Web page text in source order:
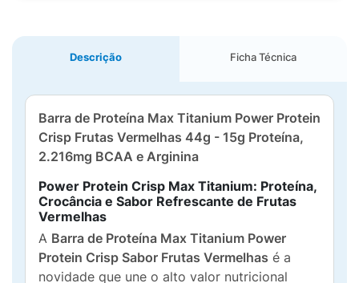
Descrição Ficha Técnica
Barra de Proteína Max Titanium Power Protein
Crisp Frutas Vermelhas 44g - 15g Proteína,
2.216mg BCAA e Arginina
Power Protein Crisp Max Titanium: Proteína,
Crocância e Sabor Refrescante de Frutas
Vermelhas
A Barra de Proteína Max Titanium Power
Protein Crisp Sabor Frutas Vermelhas é a
novidade que une o alto valor nutricional